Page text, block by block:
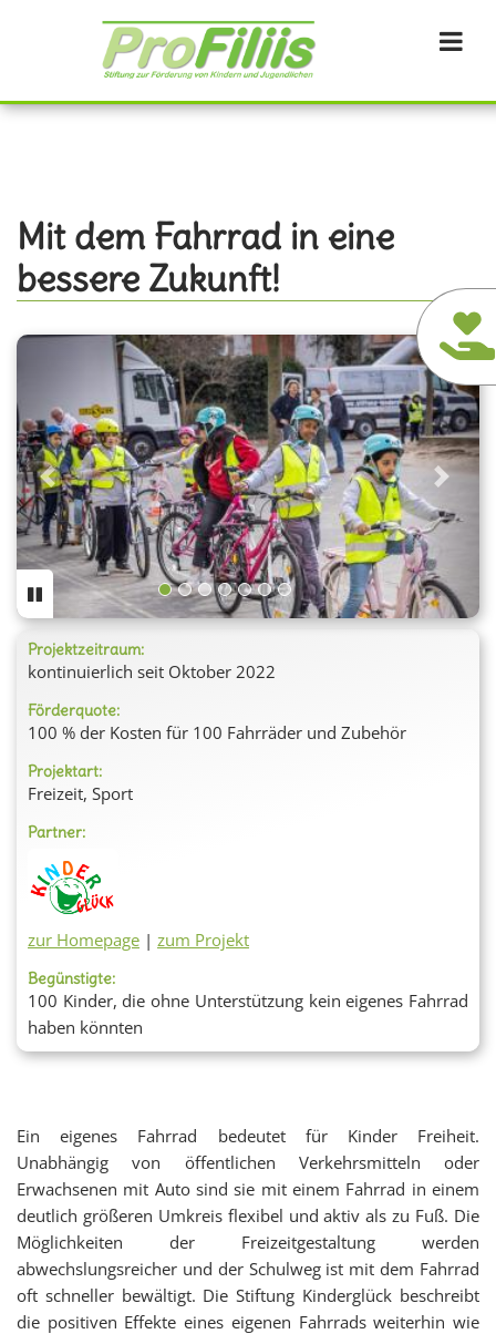
Mit dem Fahrrad in eine
bessere Zukunft!
Previous Next
Projektzeitraum:
kontinuierlich seit Oktober 2022
Förderquote:
100 % der Kosten für 100 Fahrräder und Zubehör
Projektart:
Freizeit, Sport
Partner:
zur Homepage | zum Projekt
Begünstigte:
100 Kinder, die ohne Unterstützung kein eigenes Fahrrad
haben könnten
Ein eigenes Fahrrad bedeutet für Kinder Freiheit.
Unabhängig von öffentlichen Verkehrsmitteln oder
Erwachsenen mit Auto sind sie mit einem Fahrrad in einem
deutlich größeren Umkreis flexibel und aktiv als zu Fuß. Die
Möglichkeiten der Freizeitgestaltung werden
abwechslungsreicher und der Schulweg ist mit dem Fahrrad
oft schneller bewältigt. Die Stiftung Kinderglück beschreibt
die positiven Effekte eines eigenen Fahrrads weiterhin wie